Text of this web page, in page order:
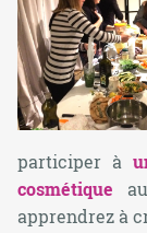
participer à
cosmétique
apprendrez à